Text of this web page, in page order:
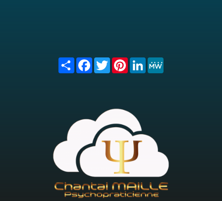
Share FacebookTwitterPinterest
LinkedIn